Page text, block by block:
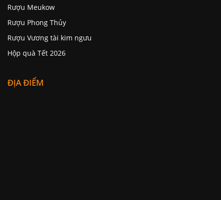
Rượu Meukow
Rượu Phong Thủy
Rượu Vương tài kim ngưu
Hộp quà Tết 2026
ĐỊA ĐIỂM